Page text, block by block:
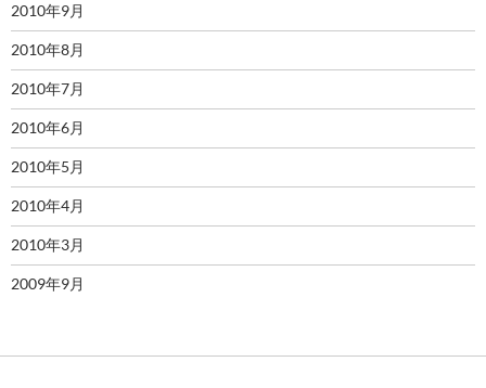
2010年9月
2010年8月
2010年7月
2010年6月
2010年5月
2010年4月
2010年3月
2009年9月